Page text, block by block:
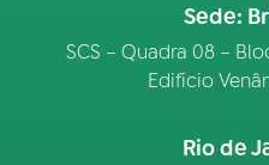
Sede:
SCS – Quadra 08 –
Edifício
Rio de